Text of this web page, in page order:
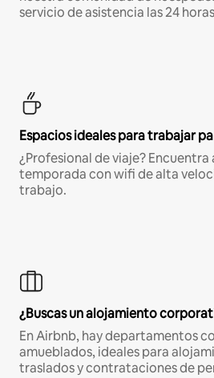
servicio de asistencia las 24
Espacios ideales para trabajar
¿Profesional de viaje?
temporada con wifi de alta
trabajo.
¿Buscas un alojamiento
En Airbnb, hay departamentos
amueblados, ideales para
traslados y contrataciones de